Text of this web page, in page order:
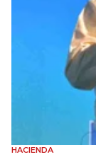
HACIENDA